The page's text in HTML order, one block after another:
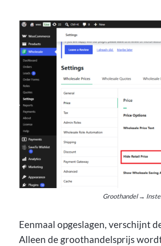
Groothandel →
Eenmaal opgeslagen, verschijnt
Alleen de groothandelsprijs